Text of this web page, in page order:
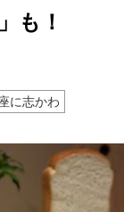
も！
に志かわ